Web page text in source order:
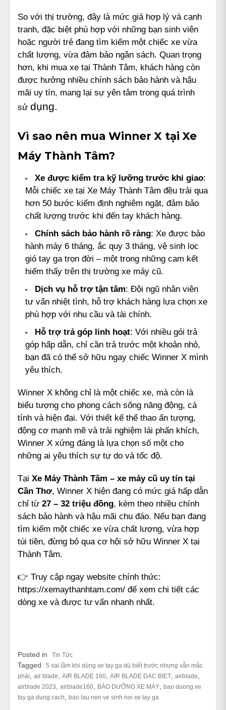
So với thị trường, đây là mức giá hợp lý và cạnh
tranh, đặc biệt phù hợp với những bạn sinh viên
hoặc người trẻ đang tìm kiếm một chiếc xe vừa
chất lượng, vừa đảm bảo ngân sách. Quan trọng
hơn, khi mua xe tại Thành Tâm, khách hàng còn
được hưởng nhiều chính sách bảo hành và hậu
mãi uy tín, mang lại sự yên tâm trong quá trình
sử dụng.
Vì sao nên mua Winner X tại Xe
Máy Thành Tâm?
Xe được kiểm tra kỹ lưỡng trước khi giao:
Mỗi chiếc xe tại Xe Máy Thành Tâm đều trải qua
hơn 50 bước kiểm định nghiêm ngặt, đảm bảo
chất lượng trước khi đến tay khách hàng.
Chính sách bảo hành rõ ràng: Xe được bảo
hành máy 6 tháng, ắc quy 3 tháng, vệ sinh lọc
gió tay ga trọn đời – một trong những cam kết
hiếm thấy trên thị trường xe máy cũ.
Dịch vụ hỗ trợ tận tâm: Đội ngũ nhân viên
tư vấn nhiệt tình, hỗ trợ khách hàng lựa chọn xe
phù hợp với nhu cầu và tài chính.
Hỗ trợ trả góp linh hoạt: Với nhiều gói trả
góp hấp dẫn, chỉ cần trả trước một khoản nhỏ,
bạn đã có thể sở hữu ngay chiếc Winner X mình
yêu thích.
Winner X không chỉ là một chiếc xe, mà còn là
biểu tượng cho phong cách sống năng động, cá
tính và hiện đại. Với thiết kế thể thao ấn tượng,
động cơ mạnh mẽ và trải nghiệm lái phấn khích,
Winner X xứng đáng là lựa chọn số một cho
những ai yêu thích sự tự do và tốc độ.
Tại Xe Máy Thành Tâm – xe máy cũ uy tín tại
Cần Thơ, Winner X hiện đang có mức giá hấp dẫn
chỉ từ 27 – 32 triệu đồng, kèm theo nhiều chính
sách bảo hành và hậu mãi chu đáo. Nếu bạn đang
tìm kiếm một chiếc xe vừa chất lượng, vừa hợp
túi tiền, đừng bỏ qua cơ hội sở hữu Winner X tại
Thành Tâm.
👉 Truy cập ngay website chính thức:
https://xemaythanhtam.com/ để xem chi tiết các
dòng xe và được tư vấn nhanh nhất.
Posted in Tin Tức
Tagged
5 sai lầm khi dùng xe tay ga dù biết trước nhưng vẫn mắc
phải, air blade, AIR BLADE 160, AIR BLADE DAC BIET, airblade,
airblade 2023, airblade160, BẢO DƯỠNG XE MÁY, bao duong xe
tay ga dung cach, bao lau nen ve sinh noi xe tay ga